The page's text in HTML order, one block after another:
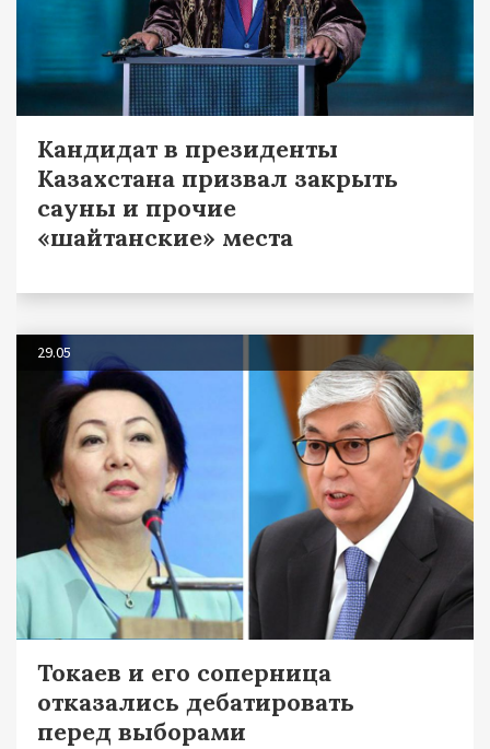
Кандидат в президенты
Казахстана призвал закрыть
сауны и прочие
«шайтанские» места
29.05
Токаев и его соперница
отказались дебатировать
перед выборами